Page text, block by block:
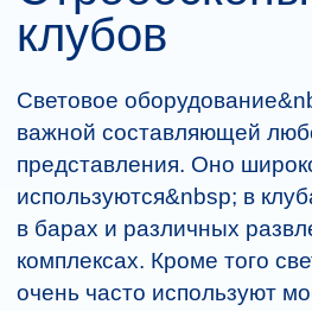
клубов
Световое
важной составляющей
представления. Оно
используются&nbsp; в
в барах и различных
комплексах. Кроме того
очень часто используют